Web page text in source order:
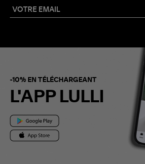
-10% EN TÉLÉCHARGEANT
L'APP LULLI